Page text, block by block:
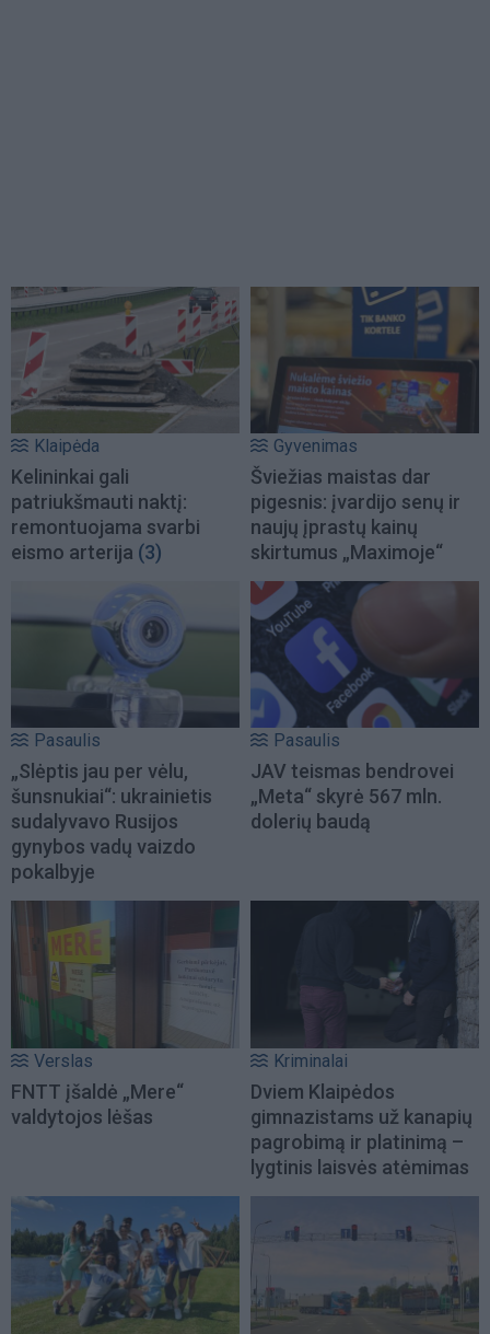
Klaipėda
Kelininkai gali
patriukšmauti naktį:
remontuojama svarbi
eismo arterija (3)
Gyvenimas
Šviežias maistas dar
pigesnis: įvardijo senų ir
naujų įprastų kainų
skirtumus „Maximoje“
Pasaulis
„Slėptis jau per vėlu,
šunsnukiai“: ukrainietis
sudalyvavo Rusijos
gynybos vadų vaizdo
pokalbyje
Pasaulis
JAV teismas bendrovei
„Meta“ skyrė 567 mln.
dolerių baudą
Verslas
FNTT įšaldė „Mere“
valdytojos lėšas
Kriminalai
Dviem Klaipėdos
gimnazistams už kanapių
pagrobimą ir platinimą –
lygtinis laisvės atėmimas